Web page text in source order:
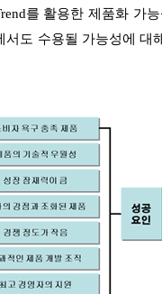
를 활용한 제품화 가
서도 수용될 가능성에